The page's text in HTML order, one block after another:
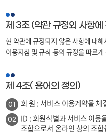
제 3조 (약관 규정외 사항에
현 약관에 규정되지 않은 사항에 대
이용지침 및 규칙 등의 규정을 따르게
제 4조( 용어의 정의)
01 회 원 : 서비스 이용계약을 체
02
ID : 회원식별과 서비스 이용
조합으로서 온라인 상의 조